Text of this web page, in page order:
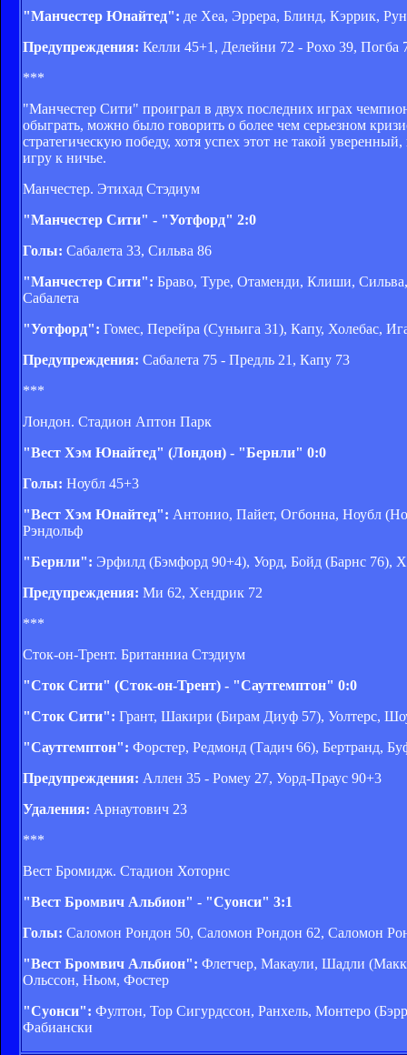
"Манчестер Юнайтед": де Хеа, Эррера, Блинд, Кэррик,
Предупреждения: Келли 45+1, Делейни 72 - Рохо 39, Погба
***
"Манчестер Сити" проиграл в двух последних играх
обыграть, можно было говорить о более чем серьезном
стратегическую победу, хотя успех этот не такой
игру к ничье.
Манчестер. Этихад Стэдиум
"Манчестер Сити" - "Уотфорд" 2:0
Голы: Сабалета 33, Сильва 86
"Манчестер Сити": Браво, Туре, Отаменди, Клиши,
Сабалета
"Уотфорд": Гомес, Перейра (Суньига 31), Капу, Холебас,
Предупреждения: Сабалета 75 - Предль 21, Капу 73
***
Лондон. Стадион Аптон Парк
"Вест Хэм Юнайтед" (Лондон) - "Бернли" 0:0
Голы: Ноубл 45+3
"Вест Хэм Юнайтед": Антонио, Пайет, Огбонна, Ноубл
Рэндольф
"Бернли": Эрфилд (Бэмфорд 90+4), Уорд, Бойд (Барнс
Предупреждения: Ми 62, Хендрик 72
***
Сток-он-Трент. Британниа Стэдиум
"Сток Сити" (Сток-он-Трент) - "Саутгемптон" 0:0
"Сток Сити": Грант, Шакири (Бирам Диуф 57), Уолтерс,
"Саутгемптон": Форстер, Редмонд (Тадич 66), Бертранд,
Предупреждения: Аллен 35 - Ромеу 27, Уорд-Праус 90+3
Удаления: Арнаутович 23
***
Вест Бромидж. Стадион Хоторнс
"Вест Бромвич Альбион" - "Суонси" 3:1
Голы: Саломон Рондон 50, Саломон Рондон 62, Саломон
"Вест Бромвич Альбион": Флетчер, Макаули, Шадли
Ольссон, Ньом, Фостер
"Суонси": Фултон, Тор Сигурдссон, Ранхель, Монтеро
Фабиански